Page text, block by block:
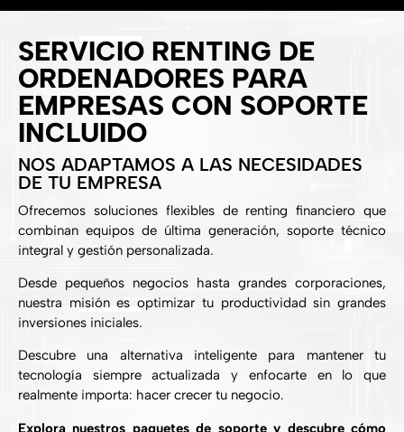
SERVICIO RENTING DE
ORDENADORES PARA
EMPRESAS CON SOPORTE
INCLUIDO
NOS ADAPTAMOS A LAS NECESIDADES
DE TU EMPRESA
Ofrecemos soluciones flexibles de renting financiero que
combinan equipos de última generación, soporte técnico
integral y gestión personalizada.
Desde pequeños negocios hasta grandes corporaciones,
nuestra misión es optimizar tu productividad sin grandes
inversiones iniciales.
Descubre una alternativa inteligente para mantener tu
tecnología siempre actualizada y enfocarte en lo que
realmente importa: hacer crecer tu negocio.
Explora nuestros paquetes de soporte y descubre cómo